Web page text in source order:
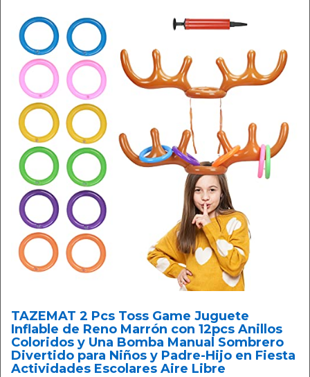
TAZEMAT 2 Pcs Toss Game Juguete
Inflable de Reno Marrón con 12pcs Anillos
Coloridos y Una Bomba Manual Sombrero
Divertido para Niños y Padre-Hijo en Fiesta
Actividades Escolares Aire Libre